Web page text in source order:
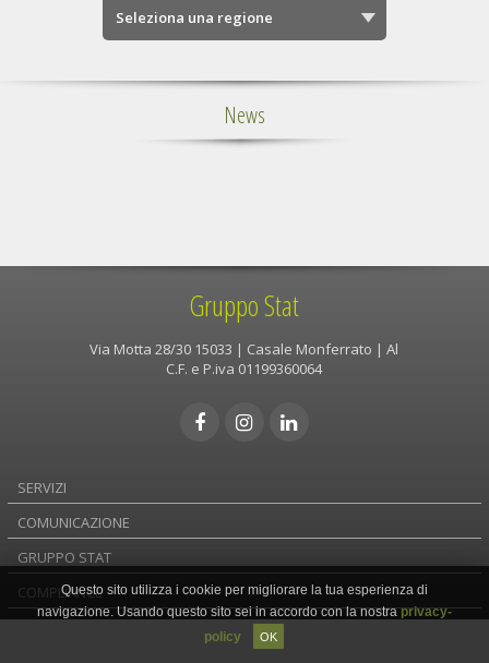
News
Gruppo Stat
Via Motta 28/30 15033 | Casale Monferrato | Al
C.F. e P.iva 01199360064
SERVIZI
COMUNICAZIONE
GRUPPO STAT
COMPLIANCEQuesto sito utilizza i cookie per migliorare la tua esperienza di
navigazione. Usando questo sito sei in accordo con la nostraprivacy-
policy
OK